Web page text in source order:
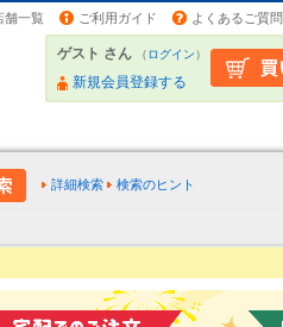
舗一覧 ご利用ガイド よくあるご質問
ゲスト さん （ログイン）
新規会員登録する
詳細検索 検索のヒント